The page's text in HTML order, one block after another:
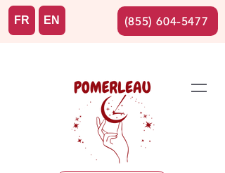
FR EN (855) 604-5477